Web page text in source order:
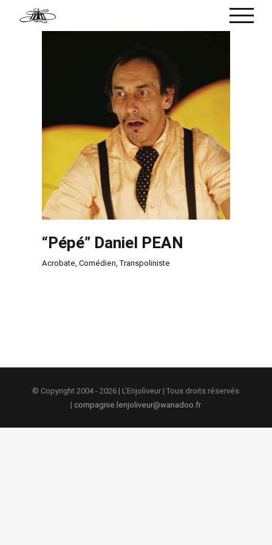
Passer
“Pépé” Daniel PEAN
Acrobate, Comédien,Transpoliniste
© Copyright 2004 -2026 | L'Enjoliveur | Tous droits réservés
|compagnie.lenjoliveur@wanadoo.fr